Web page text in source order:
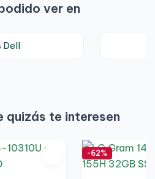
ver en
Dell
quizás te interesen
-62%